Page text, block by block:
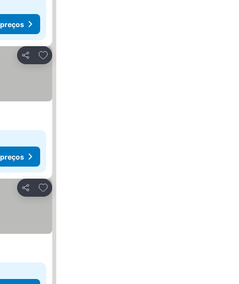
Partilhar
Adicionar aos favoritos
Partilhar
Adicionar aos favoritos